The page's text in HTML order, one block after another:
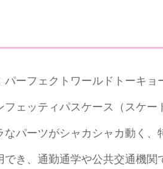
パーフェクトワールドトーキ
フェッティパスケース（スケ
なパーツがシャカシャカ動く
でき、通勤通学や公共交通機